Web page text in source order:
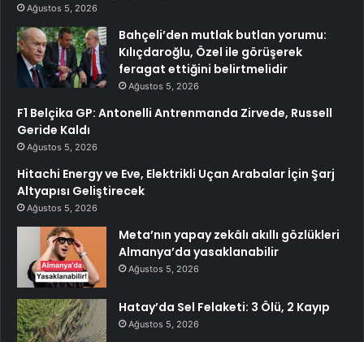
Ağustos 5, 2026
Bahçeli’den mutlak butlan yorumu:
Kılıçdaroğlu, Özel ile görüşerek
feragat ettiğini belirtmelidir
Ağustos 5, 2026
F1 Belçika GP: Antonelli Antrenmanda Zirvede, Russell
Geride Kaldı
Ağustos 5, 2026
Hitachi Energy ve Eve, Elektrikli Uçan Arabalar İçin Şarj
Altyapısı Geliştirecek
Ağustos 5, 2026
Meta’nın yapay zekâlı akıllı gözlükleri
Almanya’da yasaklanabilir
Ağustos 5, 2026
Hatay’da Sel Felaketi: 3 Ölü, 2 Kayıp
Ağustos 5, 2026